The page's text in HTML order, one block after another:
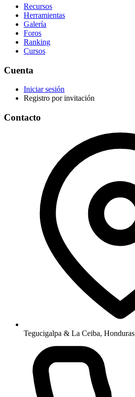
Recursos
Herramientas
Galería
Foros
Ranking
Cursos
Cuenta
Iniciar sesión
Registro por invitación
Contacto
Tegucigalpa & La Ceiba, Honduras